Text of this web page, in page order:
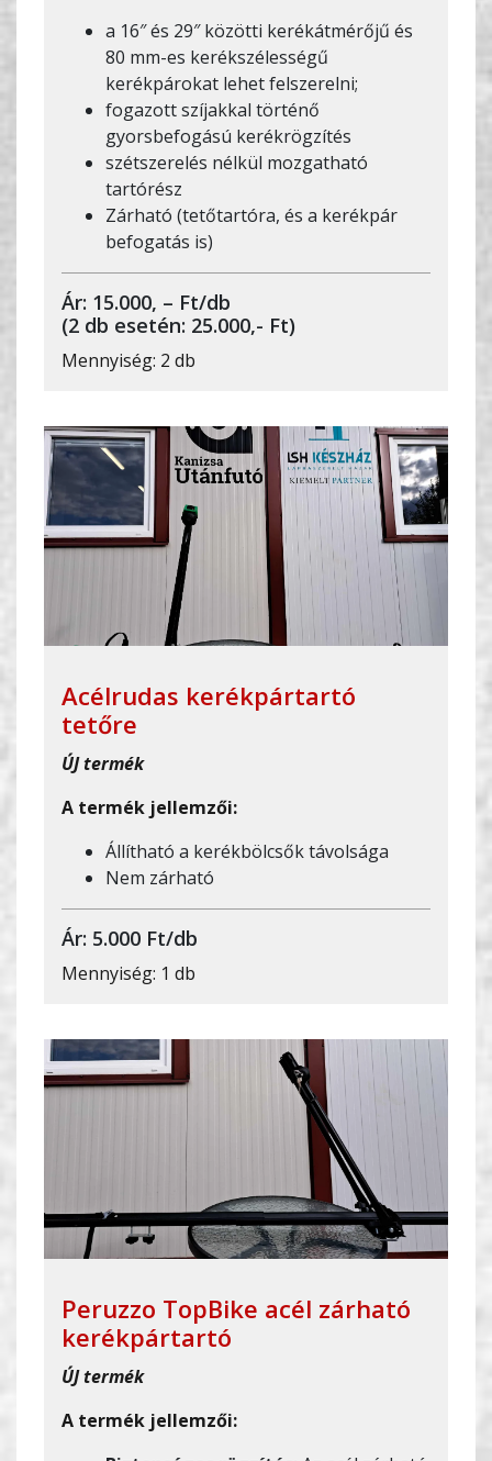
a 16″ és 29″ közötti kerékátmérőjű és
80 mm-es kerékszélességű
kerékpárokat lehet felszerelni;
fogazott szíjakkal történő
gyorsbefogású kerékrögzítés
szétszerelés nélkül mozgatható
tartórész
Zárható (tetőtartóra, és a kerékpár
befogatás is)
Ár: 15.000, – Ft/db
(2 db esetén: 25.000,- Ft)
Mennyiség: 2 db
Acélrudas kerékpártartó
tetőre
ÚJ termék
A termék jellemzői:
Állítható a kerékbölcsők távolsága
Nem zárható
Ár: 5.000 Ft/db
Mennyiség: 1 db
Peruzzo TopBike acél zárható
kerékpártartó
ÚJ termék
A termék jellemzői: